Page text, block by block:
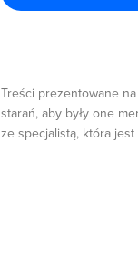
Treści prezentowane
starań, aby były one
ze specjalistą, która